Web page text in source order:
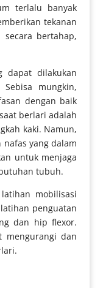
terlalu banyak
tekanan
bertahap,
dapat dilakukan
mungkin,
dengan baik
berlari adalah
kaki. Namun,
yang dalam
untuk menjaga
tubuh.
mobilisasi
penguatan
dan hip flexor.
mengurangi dan